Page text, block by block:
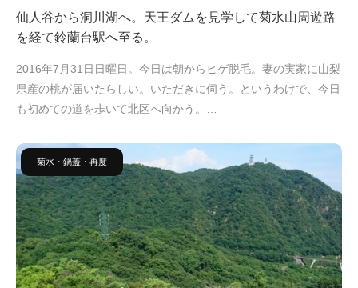
仙人谷から洞川湖へ。天王ダムを見学して菊水山周遊路
を経て鈴蘭台駅へ至る。
2016年7月31日日曜日。今日は朝からヒゲ脱毛。妻の実家に山梨
県産の桃が届いたらしい。いただきに伺う。というわけで、今日
も初めての道を歩いて北区へ向かう。…
菊水・鍋蓋・再度